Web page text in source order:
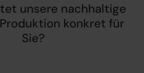
unsere nachhaltige
konkret für
Sie?